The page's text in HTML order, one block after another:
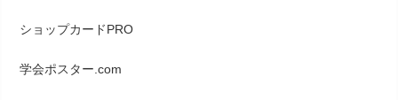
ショップカードPRO
学会ポスター.com